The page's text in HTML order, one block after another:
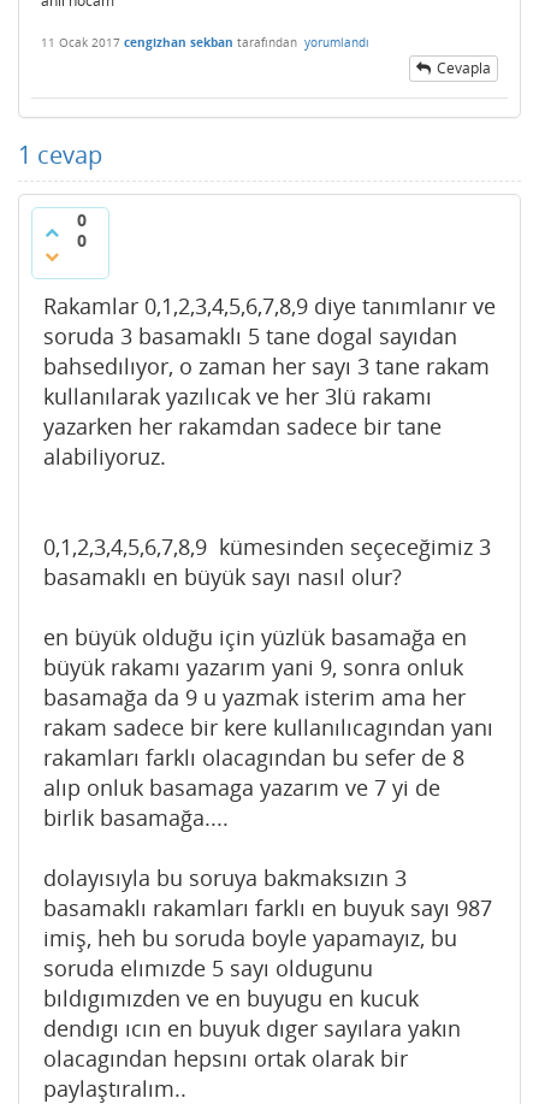
11 Ocak 2017 cengizhan sekban tarafından yorumlandı
Cevapla
1 cevap
0
0
Rakamlar 0,1,2,3,4,5,6,7,8,9 diye tanımlanır ve
soruda 3 basamaklı 5 tane dogal sayıdan
bahsedılıyor, o zaman her sayı 3 tane rakam
kullanılarak yazılıcak ve her 3lü rakamı
yazarken her rakamdan sadece bir tane
alabiliyoruz.
0,1,2,3,4,5,6,7,8,9 kümesinden seçeceğimiz 3
basamaklı en büyük sayı nasıl olur?
en büyük olduğu için yüzlük basamağa en
büyük rakamı yazarım yani 9, sonra onluk
basamağa da 9 u yazmak isterim ama her
rakam sadece bir kere kullanılıcagından yanı
rakamları farklı olacagından bu sefer de 8
alıp onluk basamaga yazarım ve 7 yi de
birlik basamağa....
dolayısıyla bu soruya bakmaksızın 3
basamaklı rakamları farklı en buyuk sayı 987
imiş, heh bu soruda boyle yapamayız, bu
soruda elımızde 5 sayı oldugunu
bıldıgımızden ve en buyugu en kucuk
dendıgı ıcın en buyuk dıger sayılara yakın
olacagından hepsını ortak olarak bir
paylaştıralım..